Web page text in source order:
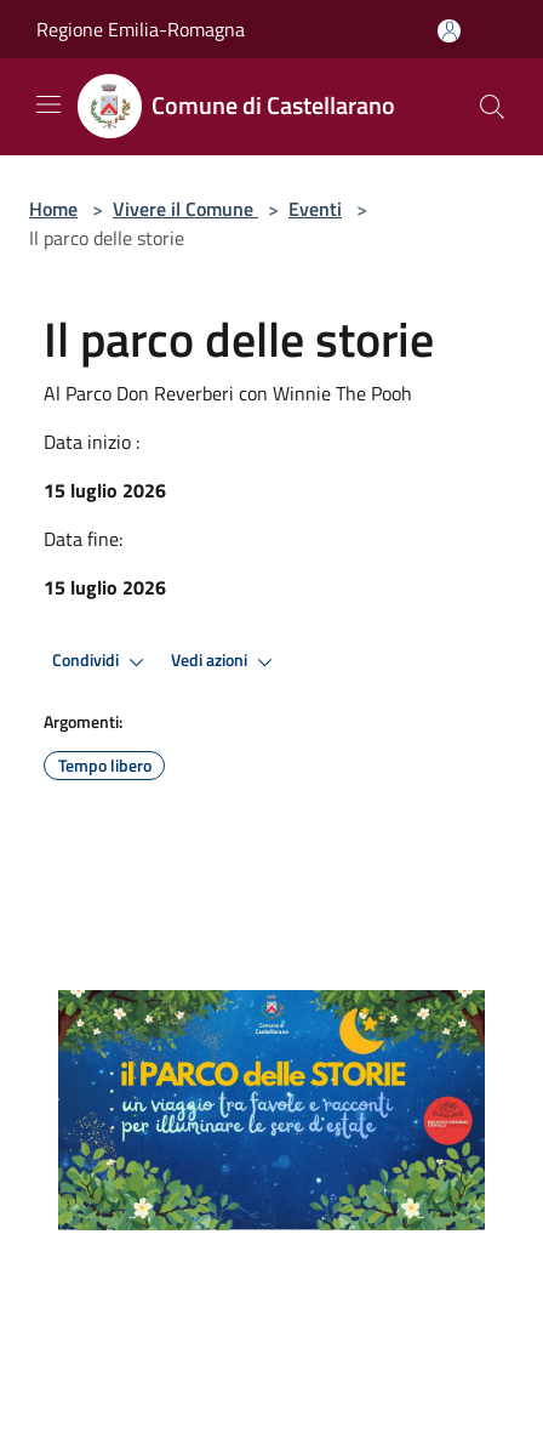
Regione Emilia-Romagna
Comune di Castellarano
Home > Vivere il Comune > Eventi >
Il parco delle storie
Il parco delle storie
Al Parco Don Reverberi con Winnie The Pooh
Data inizio :
15 luglio 2026
Data fine:
15 luglio 2026
Condividi Vedi azioni
Argomenti:
Tempo libero